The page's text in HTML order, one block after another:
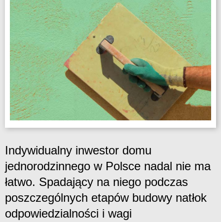
Indywidualny inwestor domu
jednorodzinnego w Polsce nadal nie ma
łatwo. Spadający na niego podczas
poszczególnych etapów budowy natłok
odpowiedzialności i wagi